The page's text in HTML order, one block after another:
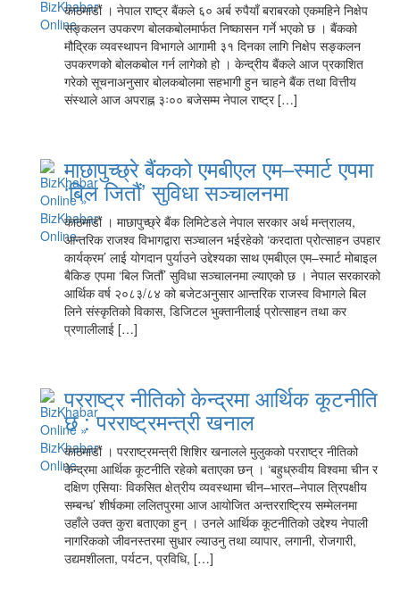
काठमाडौं । नेपाल राष्ट्र बैंकले ६० अर्ब रुपैयाँ बराबरको एकमहिने निक्षेप
सङ्कलन उपकरण बोलकबोलमार्फत निष्कासन गर्ने भएको छ । बैंकको
मौद्रिक व्यवस्थापन विभागले आगामी ३१ दिनका लागि निक्षेप सङ्कलन
उपकरणको बोलकबोल गर्न लागेको हो । केन्द्रीय बैंकले आज प्रकाशित
गरेको सूचनाअनुसार बोलकबोलमा सहभागी हुन चाहने बैंक तथा वित्तीय
संस्थाले आज अपराह्न ३ः०० बजेसम्म नेपाल राष्ट्र […]
माछापुच्छ्रे बैंकको एमबीएल एम–स्मार्ट एपमा
‘बिल जितौं’ सुविधा सञ्चालनमा
काठमाडौं । माछापुच्छ्रे बैंक लिमिटेडले नेपाल सरकार अर्थ मन्त्रालय,
आन्तरिक राजश्व विभागद्वारा सञ्चालन भईरहेको ‘करदाता प्रोत्साहन उपहार
कार्यक्रम’ लाई योगदान पुर्याउने उद्देश्यका साथ एमबीएल एम–स्मार्ट मोबाइल
बैकिङ एपमा ‘बिल जितौं’ सुविधा सञ्चालनमा ल्याएको छ । नेपाल सरकारको
आर्थिक वर्ष २०८३/८४ को बजेटअनुसार आन्तरिक राजस्व विभागले बिल
लिने संस्कृतिको विकास, डिजिटल भुक्तानीलाई प्रोत्साहन तथा कर
प्रणालीलाई […]
परराष्ट्र नीतिको केन्द्रमा आर्थिक कूटनीति
छ : परराष्ट्रमन्त्री खनाल
काठमाडौं । परराष्ट्रमन्त्री शिशिर खनालले मुलुकको परराष्ट्र नीतिको
केन्द्रमा आर्थिक कूटनीति रहेको बताएका छन् । ‘बहुध्रुवीय विश्वमा चीन र
दक्षिण एसियाः विकसित क्षेत्रीय व्यवस्थामा चीन–भारत–नेपाल त्रिपक्षीय
सम्बन्ध’ शीर्षकमा ललितपुरमा आज आयोजित अन्तरराष्ट्रिय सम्मेलनमा
उहाँले उक्त कुरा बताएका हुन् । उनले आर्थिक कूटनीतिको उद्देश्य नेपाली
नागरिकको जीवनस्तरमा सुधार ल्याउनु तथा व्यापार, लगानी, रोजगारी,
उद्यमशीलता, पर्यटन, प्रविधि, […]